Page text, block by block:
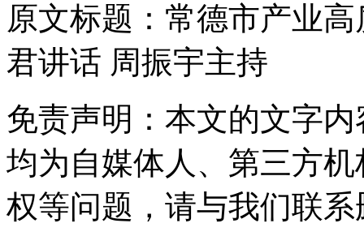
原文标题： 常德市产业
君讲话 周振宇主持
免责声明：本文的文字
均为自媒体人、第三方
权等问题，请与我们联